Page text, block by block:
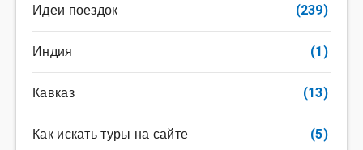
Идеи поездок (239)
Индия (1)
Кавказ (13)
Как искать туры на сайте (5)